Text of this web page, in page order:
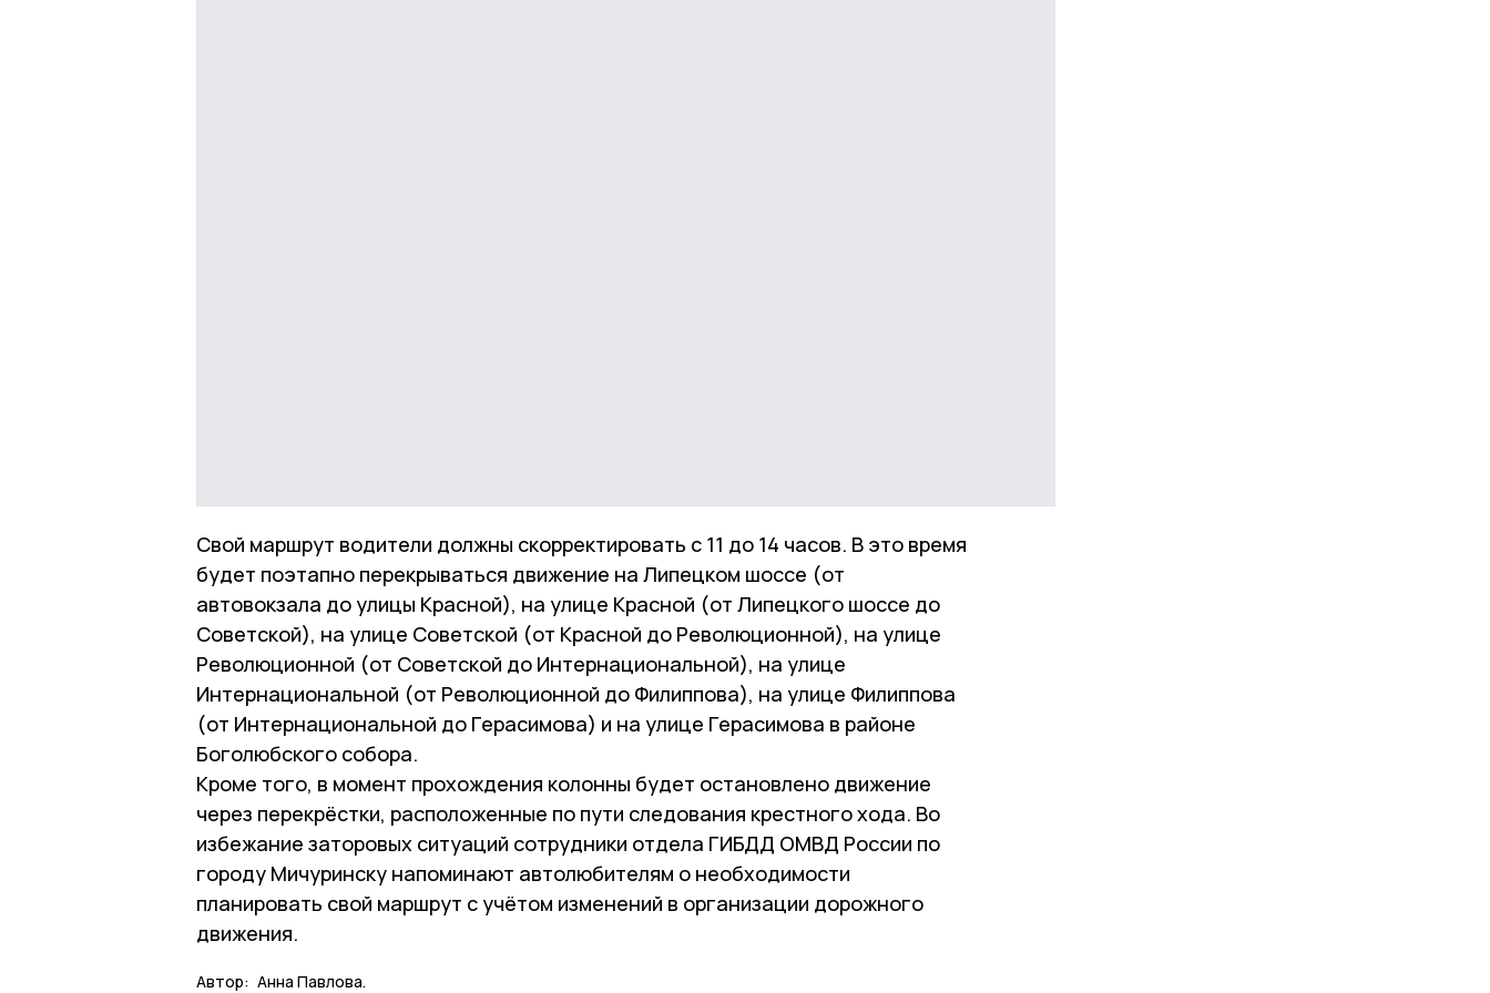
Свой маршрут водители должны скорректировать с 11 до 14 часов. В это время
будет поэтапно перекрываться движение на Липецком шоссе (от
автовокзала до улицы Красной), на улице Красной (от Липецкого шоссе до
Советской), на улице Советской (от Красной до Революционной), на улице
Революционной (от Советской до Интернациональной), на улице
Интернациональной (от Революционной до Филиппова), на улице Филиппова
(от Интернациональной до Герасимова) и на улице Герасимова в районе
Боголюбского собора.
Кроме того, в момент прохождения колонны будет остановлено движение
через перекрёстки, расположенные по пути следования крестного хода. Во
избежание заторовых ситуаций сотрудники отдела ГИБДД ОМВД России по
городу Мичуринску напоминают автолюбителям о необходимости
планировать свой маршрут с учётом изменений в организации дорожного
движения.
Автор: Анна Павлова.